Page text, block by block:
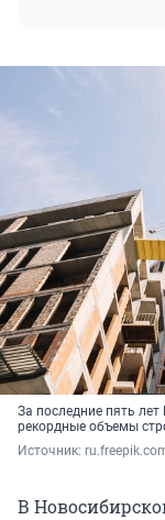
За последние пять
рекордные объемы
Источник:
В